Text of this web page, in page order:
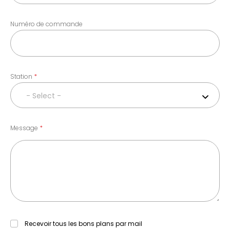
Numéro de commande
Station
- Select -
Message
Recevoir tous les bons plans par mail